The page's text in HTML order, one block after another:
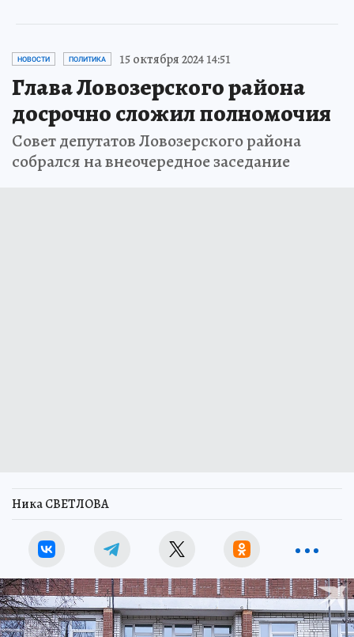
НОВОСТИ ПОЛИТИКА 15 октября 2024 14:51
Глава Ловозерского района
досрочно сложил полномочия
Совет депутатов Ловозерского района
собрался на внеочередное заседание
Ника СВЕТЛОВА